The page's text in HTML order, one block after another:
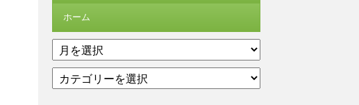
ホーム
ア
ー
イ
テ